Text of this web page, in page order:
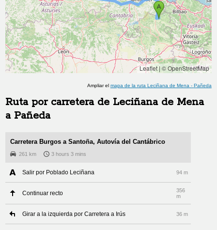
Leaflet|© OpenStreetMap
Ampliar el mapa de la ruta Leciñana de Mena - Pañeda
Ruta por carretera de Leciñana de Mena
a Pañeda
Carretera Burgos a Santoña, Autovía del Cantábrico
261 km 3 hours 3 mins
Salir por Poblado Leciñana 94 m
Continuar recto
356
m
Girar a la izquierda por Carretera a Irús 36 m